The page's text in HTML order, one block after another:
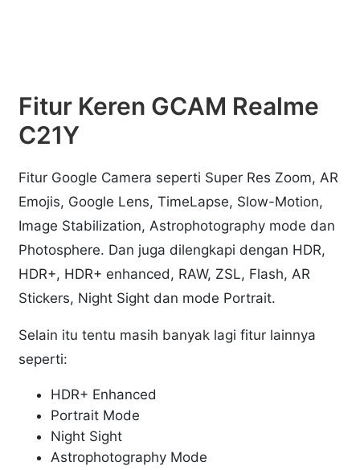
Fitur Keren GCAM Realme
C21Y
Fitur Google Camera seperti Super Res Zoom, AR
Emojis, Google Lens, TimeLapse, Slow-Motion,
Image Stabilization, Astrophotography mode dan
Photosphere. Dan juga dilengkapi dengan HDR,
HDR+, HDR+ enhanced, RAW, ZSL, Flash, AR
Stickers, Night Sight dan mode Portrait.
Selain itu tentu masih banyak lagi fitur lainnya
seperti:
HDR+ Enhanced
Portrait Mode
Night Sight
Astrophotography Mode